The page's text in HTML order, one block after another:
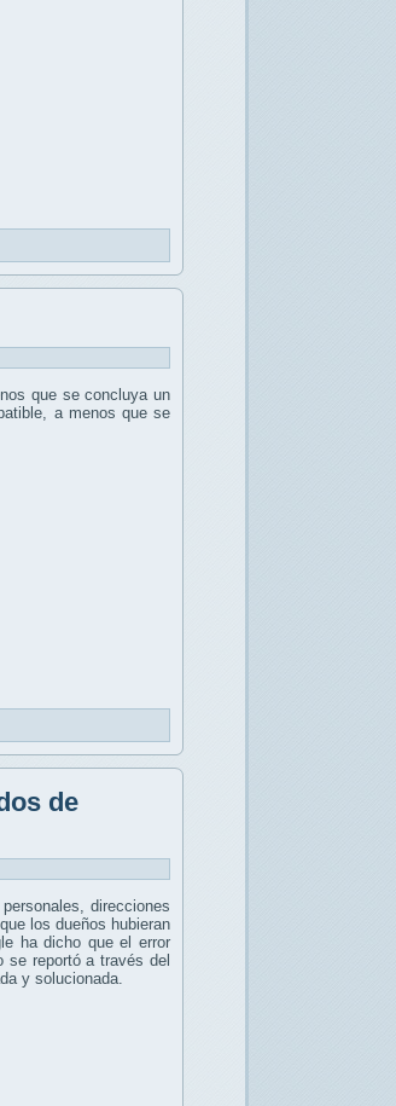
que se concluya un
a menos que se
de
direcciones
los dueños hubieran
ha dicho que el error
se reportó a través del
y solucionada.